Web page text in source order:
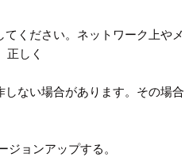
ください。ネットワーク上やメ
正しく
ない場合があります。その場合
ョンアップする。